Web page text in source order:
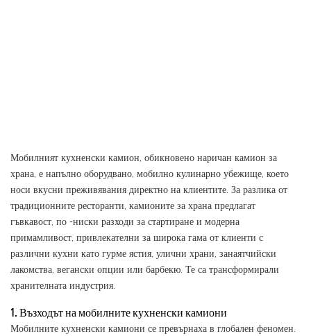
Мобилният кухненски камион, обикновено наричан камион за
храна, е напълно оборудвано, мобилно кулинарно убежище, което
носи вкусни преживявания директно на клиентите. За разлика от
традиционните ресторанти, камионите за храна предлагат
гъвкавост, по -ниски разходи за стартиране и модерна
примамливост, привлекателни за широка гама от клиенти с
различни кухни като гурме ястия, улични храни, занаятчийски
лакомства, вегански опции или барбекю. Те са трансформирали
хранителната индустрия.
1. Възходът на мобилните кухненски камиони
Мобилните кухненски камиони се превърнаха в глобален феномен.